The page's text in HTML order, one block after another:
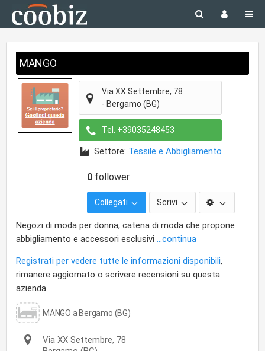
MANGO
Via XX Settembre, 78
- Bergamo (BG)
Tel. +39035248453
Settore: Tessile e Abbigliamento
0 follower
Collegati Scrivi
Negozi di moda per donna, catena di moda che propone
abbigliamento e accessori esclusivi ...continua
Registrati per vedere tutte le informazioni disponibili,
rimanere aggiornato o scrivere recensioni su questa
azienda
MANGO a Bergamo (BG)
Via XX Settembre, 78